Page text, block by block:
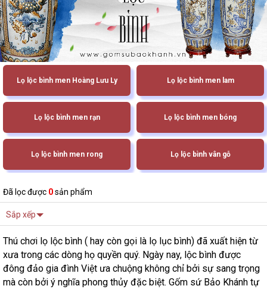
Lọ lộc bình men Hoàng Lưu Ly Lọ lộc bình men lam
Lọ lộc bình men rạn Lọ lộc bình men bóng
Lọ lộc bình men rong Lọ lộc bình vân gỗ
Đã lọc được 0sản phẩm
Sắp xếp
Thú chơi lọ lộc bình ( hay còn gọi là lọ lục bình) đã xuất hiện từ
xưa trong các dòng họ quyền quý. Ngày nay, lộc bình được
đông đảo gia đình Việt ưa chuộng không chỉ bởi sự sang trọng
mà còn bởi ý nghĩa phong thủy đặc biệt. Gốm sứ Bảo Khánh tự